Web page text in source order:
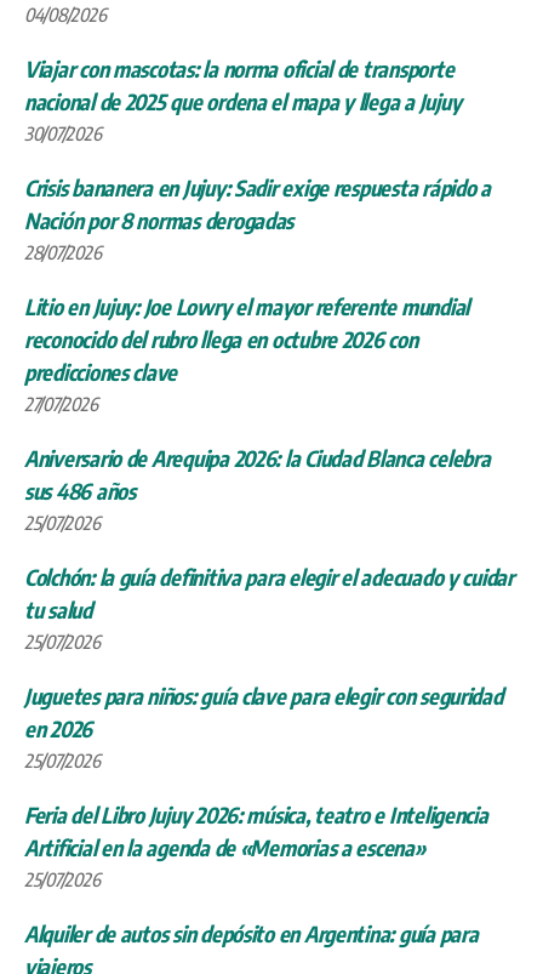
04/08/2026
Viajar con mascotas: la norma oficial de transporte
nacional de 2025 que ordena el mapa y llega a Jujuy
30/07/2026
Crisis bananera en Jujuy: Sadir exige respuesta rápido a
Nación por 8 normas derogadas
28/07/2026
Litio en Jujuy: Joe Lowry el mayor referente mundial
reconocido del rubro llega en octubre 2026 con
predicciones clave
27/07/2026
Aniversario de Arequipa 2026: la Ciudad Blanca celebra
sus 486 años
25/07/2026
Colchón: la guía definitiva para elegir el adecuado y cuidar
tu salud
25/07/2026
Juguetes para niños: guía clave para elegir con seguridad
en 2026
25/07/2026
Feria del Libro Jujuy 2026: música, teatro e Inteligencia
Artificial en la agenda de «Memorias a escena»
25/07/2026
Alquiler de autos sin depósito en Argentina: guía para
viajeros